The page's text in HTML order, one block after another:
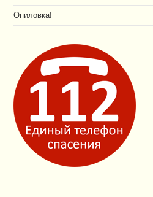
Опиловка!